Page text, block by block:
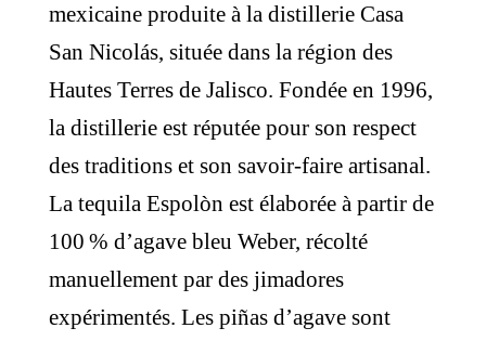
mexicaine produite à la distillerie Casa
San Nicolás, située dans la région des
Hautes Terres de Jalisco. Fondée en 1996,
la distillerie est réputée pour son respect
des traditions et son savoir-faire artisanal.
La tequila Espolòn est élaborée à partir de
100 % d’agave bleu Weber, récolté
manuellement par des jimadores
expérimentés. Les piñas d’agave sont